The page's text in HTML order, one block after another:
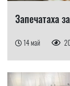
Запечатаха
14 май